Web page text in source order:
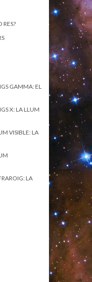
RES?
GAMMA: EL
X: LA LLUM
VISIBLE: LA
LA